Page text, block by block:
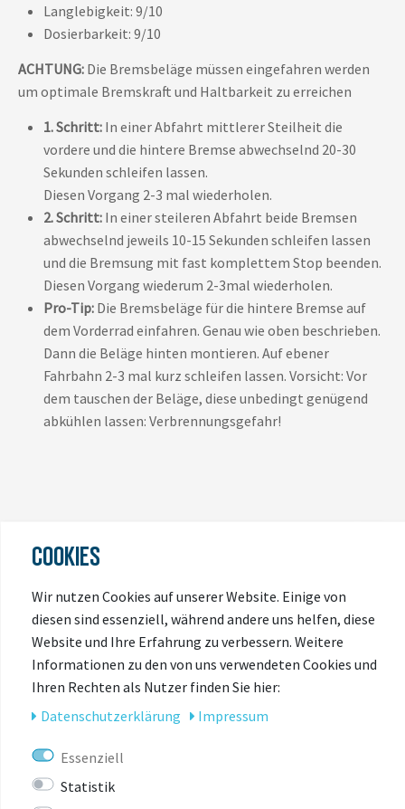
Langlebigkeit: 9/10
Dosierbarkeit: 9/10
ACHTUNG: Die Bremsbeläge müssen eingefahren werden
um optimale Bremskraft und Haltbarkeit zu erreichen
1. Schritt: In einer Abfahrt mittlerer Steilheit die
vordere und die hintere Bremse abwechselnd 20-30
Sekunden schleifen lassen.
Diesen Vorgang 2-3 mal wiederholen.
2. Schritt: In einer steileren Abfahrt beide Bremsen
abwechselnd jeweils 10-15 Sekunden schleifen lassen
und die Bremsung mit fast komplettem Stop beenden.
Diesen Vorgang wiederum 2-3mal wiederholen.
Pro-Tip: Die Bremsbeläge für die hintere Bremse auf
dem Vorderrad einfahren. Genau wie oben beschrieben.
Dann die Beläge hinten montieren. Auf ebener
Fahrbahn 2-3 mal kurz schleifen lassen. Vorsicht: Vor
dem tauschen der Beläge, diese unbedingt genügend
abkühlen lassen: Verbrennungsgefahr!
ZULETZT
ANGESEHEN
COOKIES
Wir nutzen Cookies auf unserer Website. Einige von
diesen sind essenziell, während andere uns helfen, diese
Website und Ihre Erfahrung zu verbessern. Weitere
Informationen zu den von uns verwendeten Cookies und
Ihren Rechten als Nutzer finden Sie hier:
Daten­schutz­erklärung
Impressum
Essenziell
Statistik